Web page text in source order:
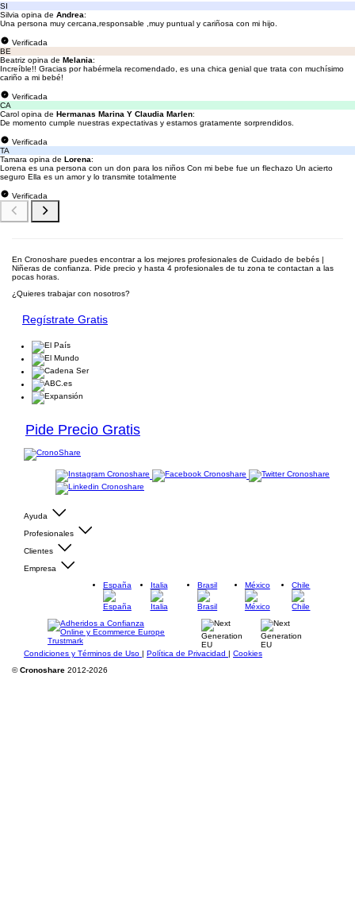
SI
Silvia opina de Andrea:
Una persona muy cercana,responsable ,muy puntual y cariñosa con mi hijo.
Verificada
BE
Beatriz opina de Melania:
Increíble!! Gracias por habérmela recomendado, es una chica genial que trata con muchísimo
cariño a mi bebé!
Verificada
CA
Carol opina de Hermanas Marina Y Claudia Marlen:
De momento cumple nuestras expectativas y estamos gratamente sorprendidos.
Verificada
TA
Tamara opina de Lorena:
Lorena es una persona con un don para los niños Con mi bebe fue un flechazo Un acierto
seguro Ella es un amor y lo transmite totalmente
Verificada
En Cronoshare puedes encontrar a los mejores profesionales de Cuidado de bebés |
Niñeras de confianza. Pide precio y hasta 4 profesionales de tu zona te contactan a las
pocas horas.
¿Quieres trabajar con nosotros?
Regístrate Gratis
Pide Precio Gratis
Ayuda
Profesionales
Clientes
Empresa
España
Italia Brasil México Chile
Condiciones y Términos de Uso | Política de Privacidad | Cookies
©Cronoshare 2012-2026